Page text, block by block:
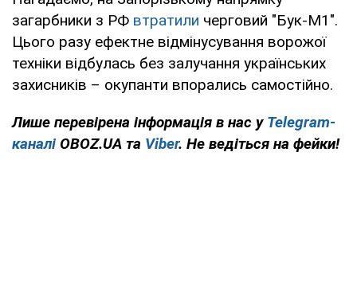
загарбники з РФ втратили черговий "Бук-М1".
Цього разу ефектне відмінусування ворожої
техніки відбулась без залучання українських
захисників – окупанти впорались самостійно.
Лише перевірена інформація в нас у Telegram-
каналі OBOZ.UA та Viber. Не ведіться на фейки!